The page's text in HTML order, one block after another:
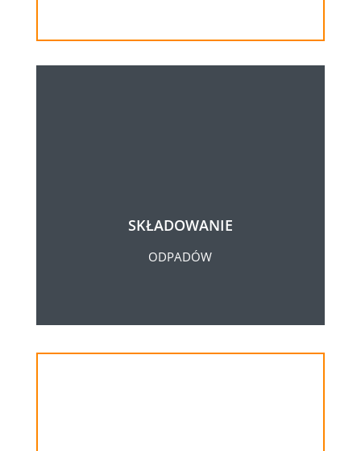
SKŁADOWANIE
ODPADÓW